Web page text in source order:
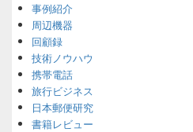
事例紹介
周辺機器
回顧録
技術ノウハウ
携帯電話
旅行ビジネス
日本郵便研究
書籍レビュー